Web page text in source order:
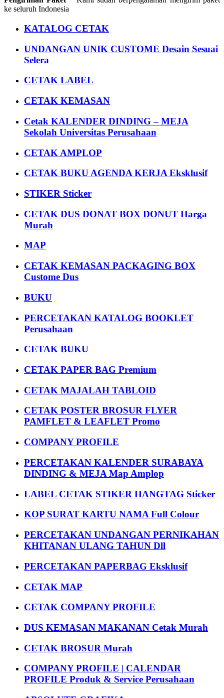
ke seluruh Indonesia
KATALOG CETAK
UNDANGAN UNIK CUSTOME Desain Sesuai
Selera
CETAK LABEL
CETAK KEMASAN
Cetak KALENDER DINDING – MEJA
Sekolah Universitas Perusahaan
CETAK AMPLOP
CETAK BUKU AGENDA KERJA Eksklusif
STIKER Sticker
CETAK DUS DONAT BOX DONUT Harga
Murah
MAP
CETAK KEMASAN PACKAGING BOX
Custome Dus
BUKU
PERCETAKAN KATALOG BOOKLET
Perusahaan
CETAK BUKU
CETAK PAPER BAG Premium
CETAK MAJALAH TABLOID
CETAK POSTER BROSUR FLYER
PAMFLET & LEAFLET Promo
COMPANY PROFILE
PERCETAKAN KALENDER SURABAYA
DINDING & MEJA Map Amplop
LABEL CETAK STIKER HANGTAG Sticker
KOP SURAT KARTU NAMA Full Colour
PERCETAKAN UNDANGAN PERNIKAHAN
KHITANAN ULANG TAHUN Dll
PERCETAKAN PAPERBAG Eksklusif
CETAK MAP
CETAK COMPANY PROFILE
DUS KEMASAN MAKANAN Cetak Murah
CETAK BROSUR Murah
COMPANY PROFILE | CALENDAR
PROFILE Produk & Service Perusahaan